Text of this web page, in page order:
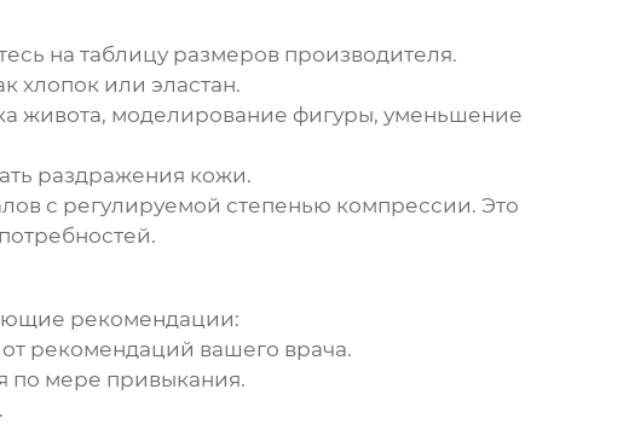
на таблицу размеров производителя.
хлопок или эластан.
живота, моделирование фигуры, уменьшение
раздражения кожи.
с регулируемой степенью компрессии. Это
рекомендации:
рекомендаций вашего врача.
по мере привыкания.